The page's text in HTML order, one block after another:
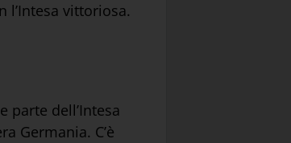
l’Intesa vittoriosa.
dell’Intesa
Germania. C’è